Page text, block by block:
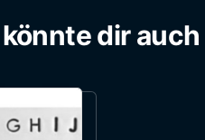
könnte dir